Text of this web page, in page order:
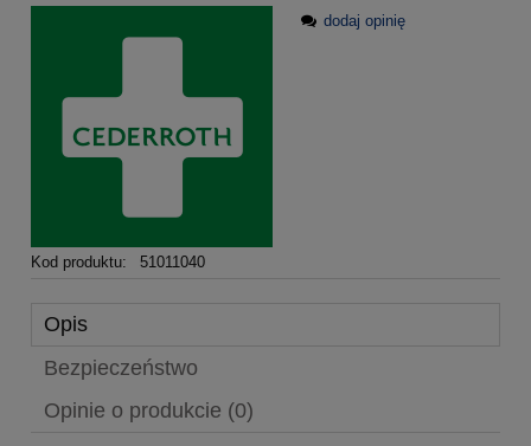
Kod produktu: 51011040
dodaj opinię
Opis
Bezpieczeństwo
Opinie o produkcie (0)